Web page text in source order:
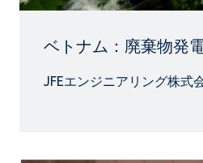
ベトナム：廃棄物発
JFEエンジニアリング株式